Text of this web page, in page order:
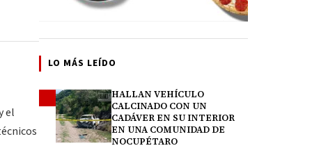
el
LO MÁS LEÍDO
HALLAN VEHÍCULO
CALCINADO CON UN
CADÁVER EN SU INTERIOR
EN UNA COMUNIDAD DE
NOCUPÉTARO